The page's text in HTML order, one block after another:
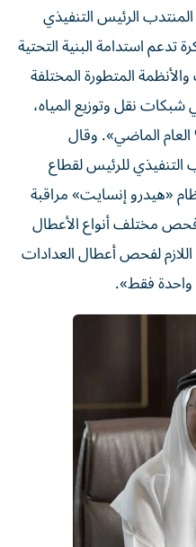
الرئيس التنفيذي
استدامة البنية التحتية
المتطورة المختلفة
نقل وتوزيع المياه،
عام 1989 إلى 4.4% العام الماضي». وقال
التنفيذي للرئيس لقطاع
«هيدرو إنسايت» مراقبة
وفحص مختلف أنواع الأعطال
لفحص أعطال العدادات